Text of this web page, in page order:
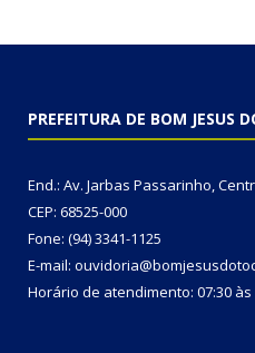
PREFEITURA DE BOM JESUS
End.: Av. Jarbas Passarinho,
CEP: 68525-000
Fone: (94) 3341-1125
E-mail:
Horário de atendimento: 07:30 às